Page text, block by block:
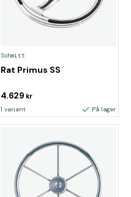
Schmitt
Rat Primus SS
4.629 kr
1 variant På lager